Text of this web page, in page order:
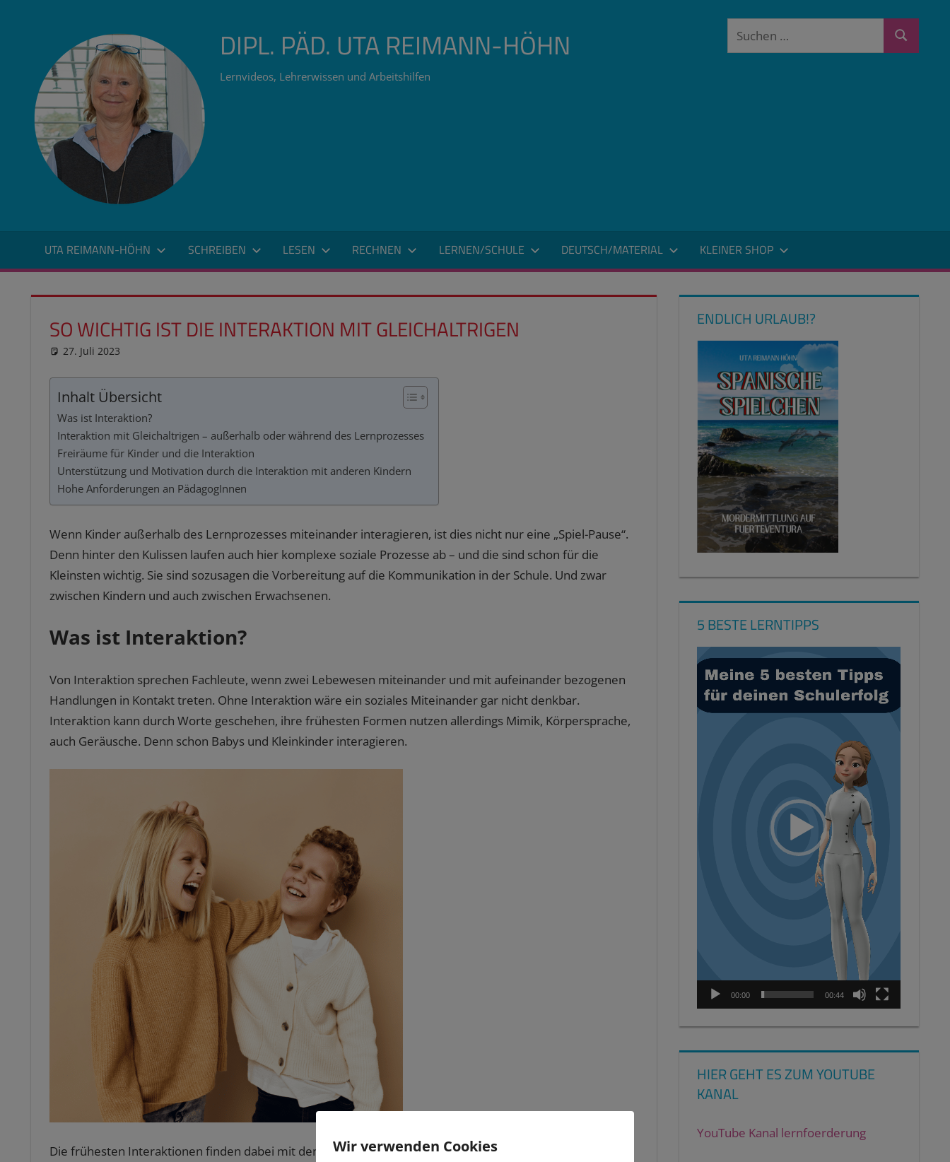
DIPL. PÄD. UTA REIMANN-HÖHN
Lernvideos, Lehrerwissen und Arbeitshilfen
Suchen
Suchen
UTA REIMANN-HÖHN SCHREIBEN LESEN RECHNEN LERNEN/SCHULE DEUTSCH/MATERIAL KLEINER SHOP
SO WICHTIG IST DIE INTERAKTION MIT GLEICHALTRIGEN
27. Juli 2023
Inhalt Übersicht
Was ist Interaktion?
Interaktion mit Gleichaltrigen – außerhalb oder während des Lernprozesses
Freiräume für Kinder und die Interaktion
Unterstützung und Motivation durch die Interaktion mit anderen Kindern
Hohe Anforderungen an PädagogInnen
Wenn Kinder außerhalb des Lernprozesses miteinander interagieren, ist dies nicht nur eine „Spiel-Pause“.
Denn hinter den Kulissen laufen auch hier komplexe soziale Prozesse ab – und die sind schon für die
Kleinsten wichtig. Sie sind sozusagen die Vorbereitung auf die Kommunikation in der Schule. Und zwar
zwischen Kindern und auch zwischen Erwachsenen.
Was ist Interaktion?
Von Interaktion sprechen Fachleute, wenn zwei Lebewesen miteinander und mit aufeinander bezogenen
Handlungen in Kontakt treten. Ohne Interaktion wäre ein soziales Miteinander gar nicht denkbar.
Interaktion kann durch Worte geschehen, ihre frühesten Formen nutzen allerdings Mimik, Körpersprache,
auch Geräusche. Denn schon Babys und Kleinkinder interagieren.
Die frühesten Interaktionen finden dabei mit den Eltern und anderen sehr engen Bezugspersonen statt.
ENDLICH URLAUB!?
5 BESTE LERNTIPPS
Video-
Player
00:00 00:44
HIER GEHT ES ZUM YOUTUBE
KANAL
YouTube Kanal lernfoerderung
Wir verwenden Cookies